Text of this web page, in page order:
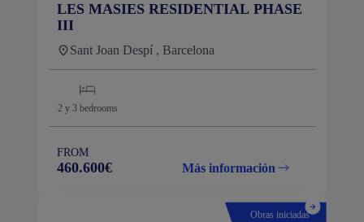
LES MASIES RESIDENTIAL PHASE
III
Sant Joan Despí , Barcelona
2 y 3 bedrooms
FROM
460.600€ Más información
Obras iniciadas